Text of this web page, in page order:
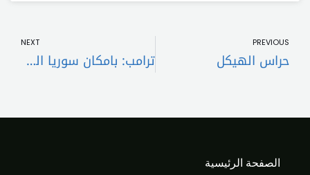
PREVIOUS
حراس الهيكل
NEXT
ترامب: بامكان سوريا المساعدة في موضوع “حزب الله” وأعتقد أن إسرائيل ستسحب قواتها من لبنان
الصفحة الرئيسية